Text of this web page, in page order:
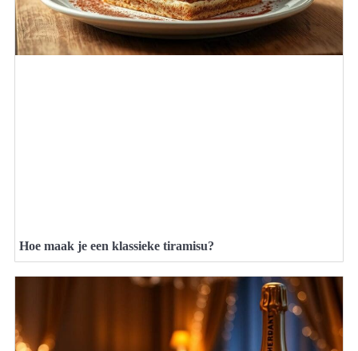
Hoe maak je een klassieke tiramisu?